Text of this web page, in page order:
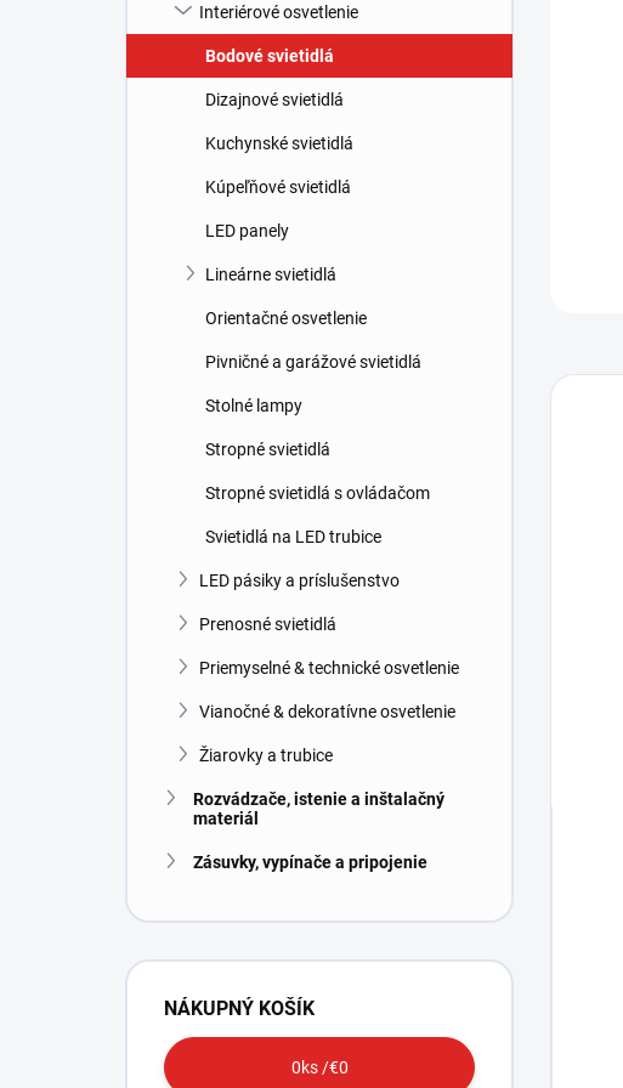
Interiérové osvetlenie
Bodové svietidlá
Dizajnové svietidlá
Kuchynské svietidlá
Kúpeľňové svietidlá
LED panely
Lineárne svietidlá
Orientačné osvetlenie
Pivničné a garážové svietidlá
Stolné lampy
Stropné svietidlá
Stropné svietidlá s ovládačom
Svietidlá na LED trubice
LED pásiky a príslušenstvo
Prenosné svietidlá
Priemyselné & technické osvetlenie
Vianočné & dekoratívne osvetlenie
Žiarovky a trubice
Rozvádzače, istenie a inštalačný
materiál
Zásuvky, vypínače a pripojenie
NÁKUPNÝ KOŠÍK
0ks /€0